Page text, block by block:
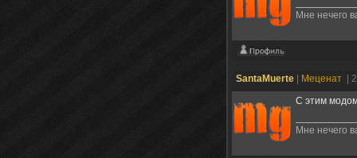
Мне нечего
SantaMuerte Меценат
|
С этим
Мне нечего